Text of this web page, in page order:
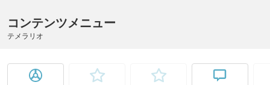
コンテンツメニュー
テメラリオ